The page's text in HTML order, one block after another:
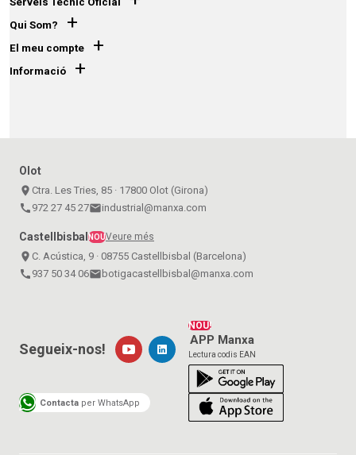
Qui Som? +
El meu compte +
Informació +
Olot
place Ctra. Les Tries, 85 · 17800 Olot (Girona)
call 972 27 45 27emailindustrial@manxa.com
CastellbisbalNOUVeure més
place C. Acústica, 9 · 08755 Castellbisbal (Barcelona)
call 937 50 34 06emailbotigacastellbisbal@manxa.com
NOU!
APP Manxa
Lectura codis EAN
Segueix-nos!
Contacta per WhatsApp